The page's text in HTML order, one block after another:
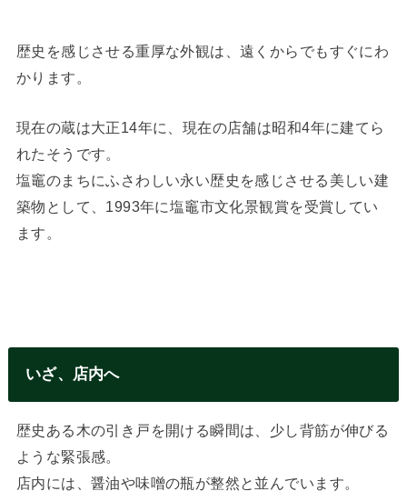
歴史を感じさせる重厚な外観は、遠くからでもすぐにわ
かります。
現在の蔵は大正14年に、現在の店舗は昭和4年に建てら
れたそうです。
塩竈のまちにふさわしい永い歴史を感じさせる美しい建
築物として、1993年に塩竈市文化景観賞を受賞してい
ます。
いざ、店内へ
歴史ある木の引き戸を開ける瞬間は、少し背筋が伸びる
ような緊張感。
店内には、醤油や味噌の瓶が整然と並んでいます。